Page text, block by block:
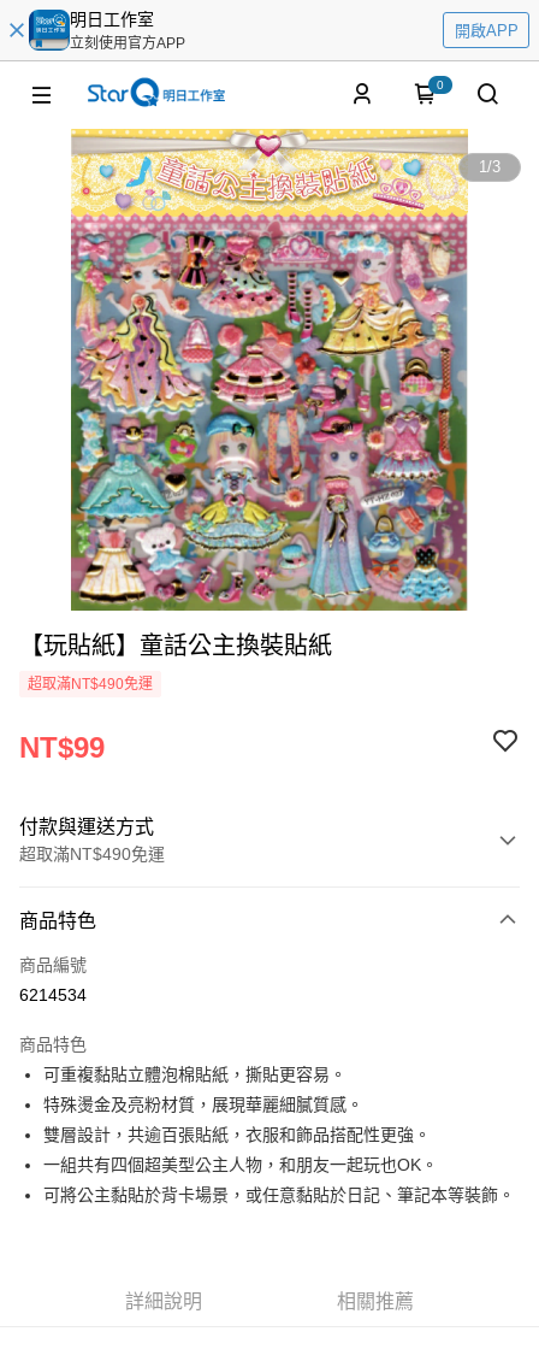
明日工作室
立刻使用官方APP
開啟APP
0
1/3
【玩貼紙】童話公主換裝貼紙
超取滿NT$490免運
NT$99
付款與運送方式
超取滿NT$490免運
信用卡一次付款
信用卡分期付款
合作金庫商業銀行
華南商業銀行
彰化商業銀行
上海商業儲蓄銀行
台北富邦商業銀行
國泰世華商業銀行
兆豐國際商業銀行
臺灣中小企業銀行
台中商業銀行
匯豐（台灣）商業銀行
華泰商業銀行
聯邦商業銀行
遠東國際商業銀行
台灣樂天信用卡公司
6 期 0 利率 每期
華南商業銀行
彰化商業銀行
上海商業儲蓄銀行
台北富邦商業銀行
國泰世華商業銀行
兆豐國際商業銀行
臺灣中小企業銀行
台中商業銀行
玉山商業銀行
星展（台灣）商業銀行
12 期 0 利率 每期 NT$8
合作金庫商業銀行
第一商業銀行
上海商業儲蓄銀行
台北富邦商業銀行
國泰世華商業銀行
兆豐國際商業銀行
元大商業銀行
永豐商業銀行
24 期 0 利率 每期NT$4
合作金庫商業銀行
第一商業銀行
華南商業銀行
彰化商業銀行
華泰商業銀行
聯邦商業銀行
遠東國際商業銀行
元大商業銀行
超商取貨付款
商品特色
商品編號
6214534
商品特色
可重複黏貼立體泡棉貼紙，撕貼更容易。
特殊燙金及亮粉材質，展現華麗細膩質感。
雙層設計，共逾百張貼紙，衣服和飾品搭配性更強。
一組共有四個超美型公主人物，和朋友一起玩也OK。
可將公主黏貼於背卡場景，或任意黏貼於日記、筆記本等裝飾。
詳細說明 相關推薦